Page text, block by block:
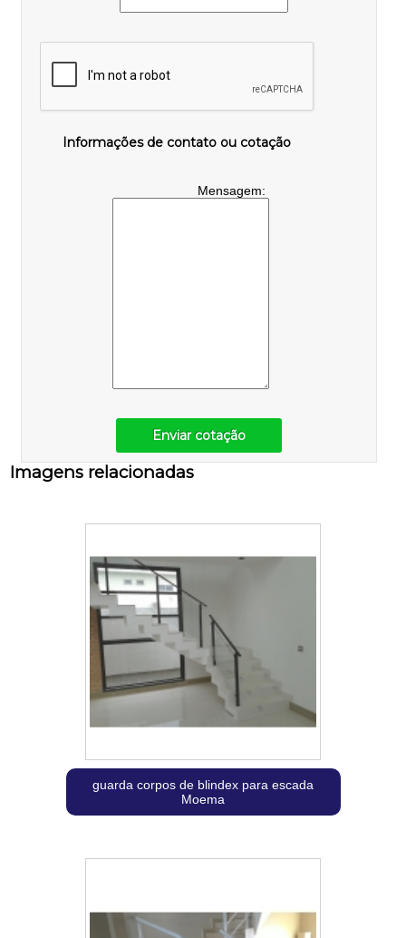
Informações de contato ou cotação
Mensagem:
Enviar cotação
Imagens relacionadas
guarda corpos de blindex para escada
Moema